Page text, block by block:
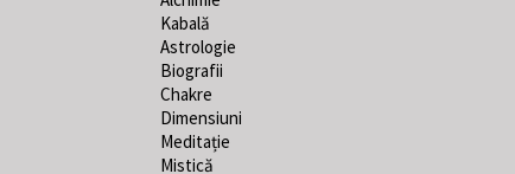
Kabală
Astrologie
Biografii
Chakre
Dimensiuni
Meditație
Mistică